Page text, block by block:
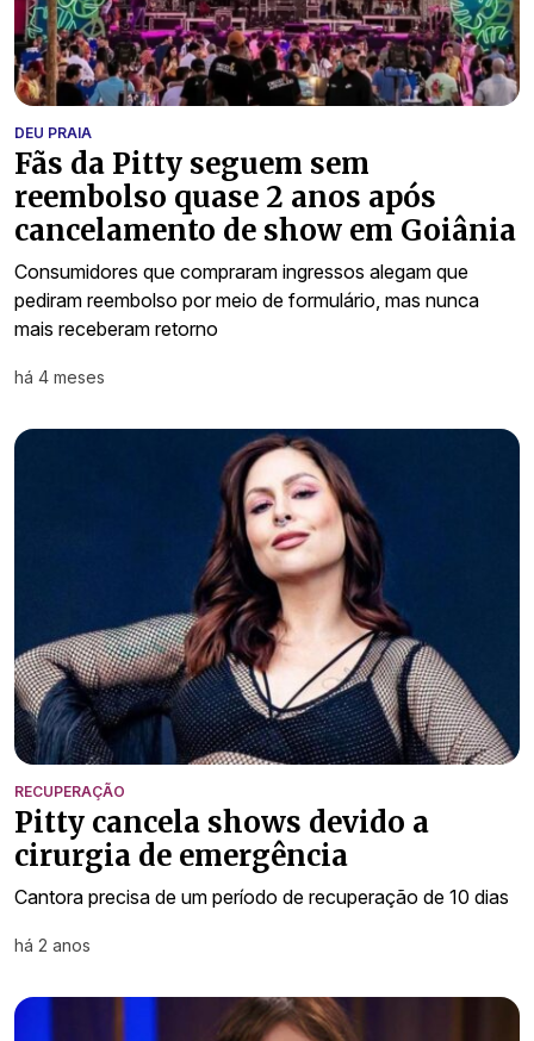
DEU PRAIA
Fãs da Pitty seguem sem
reembolso quase 2 anos após
cancelamento de show em Goiânia
Consumidores que compraram ingressos alegam que
pediram reembolso por meio de formulário, mas nunca
mais receberam retorno
há 4 meses
RECUPERAÇÃO
Pitty cancela shows devido a
cirurgia de emergência
Cantora precisa de um período de recuperação de 10 dias
há 2 anos